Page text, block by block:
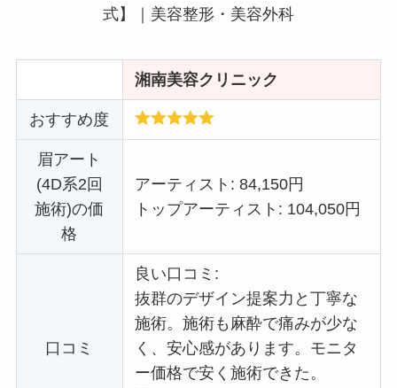
湘南美容クリニック
おすすめ度
眉アート
(4D系2回
施術)の価
格
アーティスト: 84,150円
トップアーティスト: 104,050円
口コミ
良い口コミ:
抜群のデザイン提案力と丁寧な
施術。施術も麻酔で痛みが少な
く、安心感があります。 モニタ
ー価格で安く施術できた。